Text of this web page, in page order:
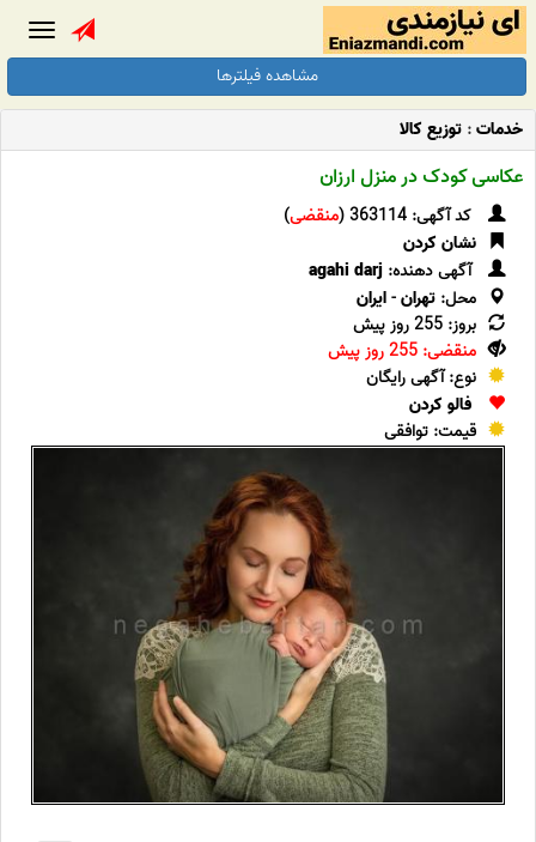
مشاهده فیلترها
خدمات: توزیع کالا
کد آگهی: 363114 ( منقضی)
نشان کردن
آگهی دهنده: agahi darj
محل: تهران-ایران
بروز: 255 روز پیش
منقضی: 255 روز پیش
نوع: آگهی رایگان
فالو کردن
قیمت: توافقی